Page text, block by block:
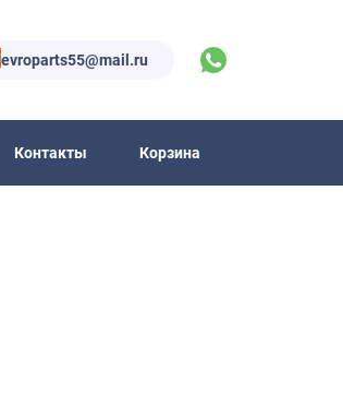
evroparts55@mail.ru
Контакты Корзина